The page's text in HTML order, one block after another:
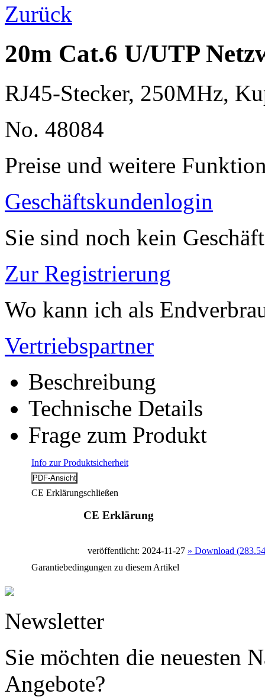
Zurück
20m Cat.6 U/UTP
RJ45-Stecker, 250MHz,
No. 48084
Preise und weitere
Geschäftskundenlogin
Sie sind noch kein
Zur Registrierung
Wo kann ich als
Vertriebspartner
Beschreibung
Technische Details
Frage zum Produkt
Info zur Produktsicherheit
CE Erklärungschließen
CE Erklärung
veröffentlicht: 2024-11-27 » Download
Garantiebedingungen zu diesem Artikel
Newsletter
Sie möchten die neuesten
Angebote?